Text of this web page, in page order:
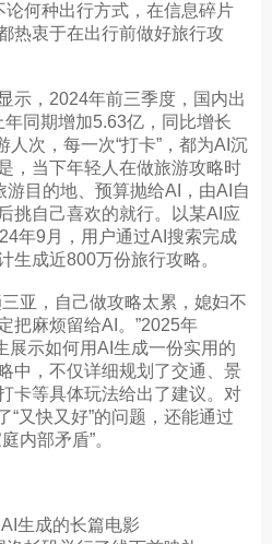
论何种出行方式，在信息碎片
热衷于在出行前做好旅行攻
，2024年前三季度，国内出
同期增加5.63亿，同比增长
人次，每一次“打卡”，都为AI沉
，当下年轻人在做旅游攻略时
目的地、预算抛给AI，由AI自
挑自己喜欢的就行。以某AI应
年9月，用户通过AI搜索完成
生成近800万份旅行攻略。
，自己做攻略太累，媳妇不
把麻烦留给AI。”2025年
展示如何用AI生成一份实用的
中，不仅详细规划了交通、景
卡等具体玩法给出了建议。对
“又快又好”的问题，还能通过
内部矛盾”。
生成的长篇电影